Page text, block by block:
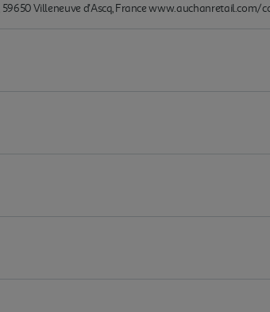
59650 Villeneuve d'Ascq, France www.auchanretail.com/